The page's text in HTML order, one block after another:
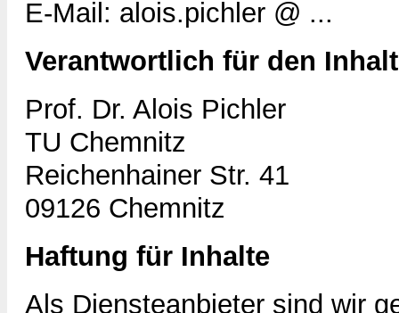
E-Mail: alois.pichler @ ...
Verantwortlich für den
Prof. Dr. Alois Pichler
TU Chemnitz
Reichenhainer Str. 41
09126 Chemnitz
Haftung für Inhalte
Als Diensteanbieter sind wir